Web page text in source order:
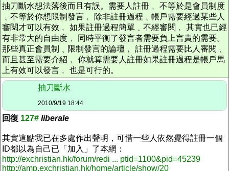
抽刀斷水想法落後而且有誤。需要人註冊﹐ 不等於是會員制度
﹑不等於你想限制發言﹐ 除非註冊過程﹑帳戶需要經過某些人
審閱才可以有效﹐ 如果註冊過程簡單﹑不經審閱﹐ 其實也已經
有非常大的自由度﹐ 同時平衡了發言者需要負上言責的需要。
那些真正會員制﹑限制發言的論壇﹐ 註冊過程需要比人審閱﹑
而且甚至需要介紹﹐ 你就算需要人註冊如果註冊過程是帳戶馬
上有效可以發言﹐ 也是可行的。
抽刀斷水
2010/9/19 18:44
回復 127# liberale
其實這點我已在多處作出聲明，可惜一些人依然覺得註冊一個
ID都以為自己已「加入」了本網：
http://exchristian.hk/forum/redi ... ptid=1100&pid=45239
http://amp.exchristian.hk/home/article/show/20